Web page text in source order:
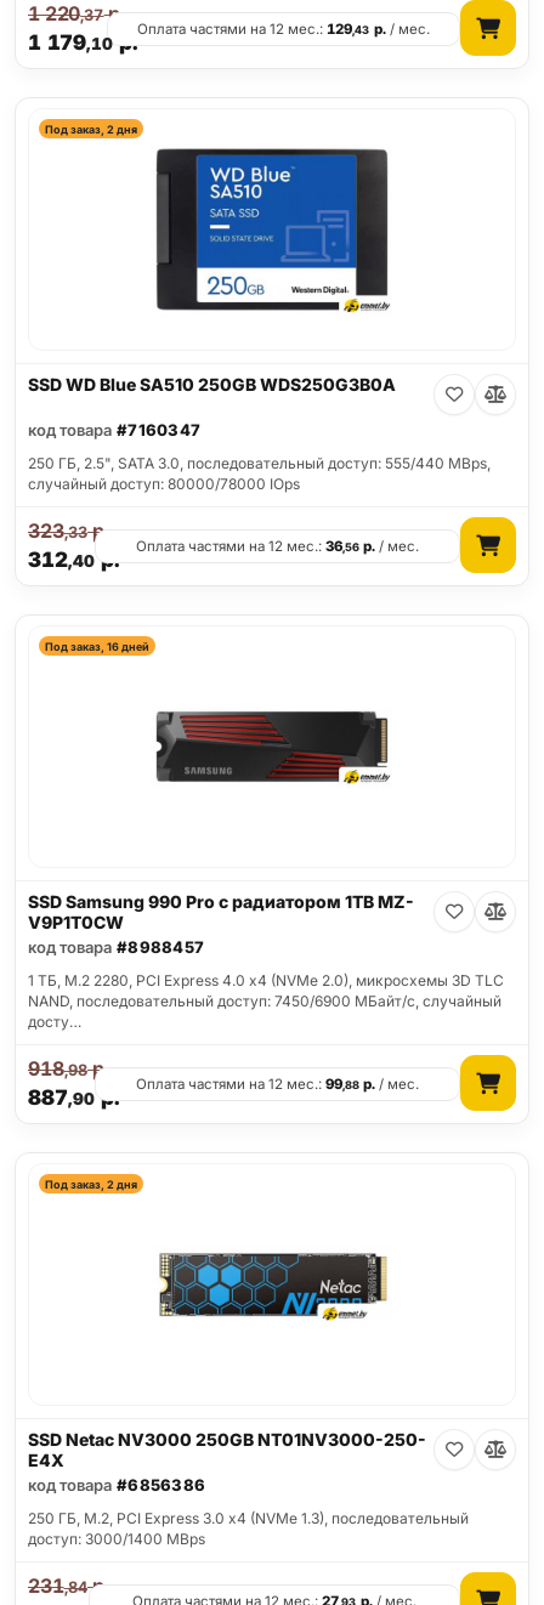
1 179,10 р.
1 220,37р.
Оплата частями на 12 мес.:129,43 р./ мес.
Под заказ, 2 дня
SSD WD Blue SA510 250GB WDS250G3B0A
код товара #7160347
250 ГБ, 2.5", SATA 3.0, последовательный доступ: 555/440 MBps,
случайный доступ: 80000/78000 IOps
312,40р.
323,33р.
Оплата частями на 12 мес.:36,56 р. / мес.
Под заказ, 16 дней
SSD Samsung 990 Pro с радиатором 1TB MZ-
V9P1T0CW
код товара #8988457
1 ТБ, M.2 2280, PCI Express 4.0 x4 (NVMe 2.0), микросхемы 3D TLC
NAND, последовательный доступ: 7450/6900 МБайт/с, случайный
досту…
887,90р.
918,98р.
Оплата частями на 12 мес.:99,88 р. / мес.
Под заказ, 2 дня
SSD Netac NV3000 250GB NT01NV3000-250-
E4X
код товара #6856386
250 ГБ, M.2, PCI Express 3.0 x4 (NVMe 1.3), последовательный
доступ: 3000/1400 MBps
231,84р.